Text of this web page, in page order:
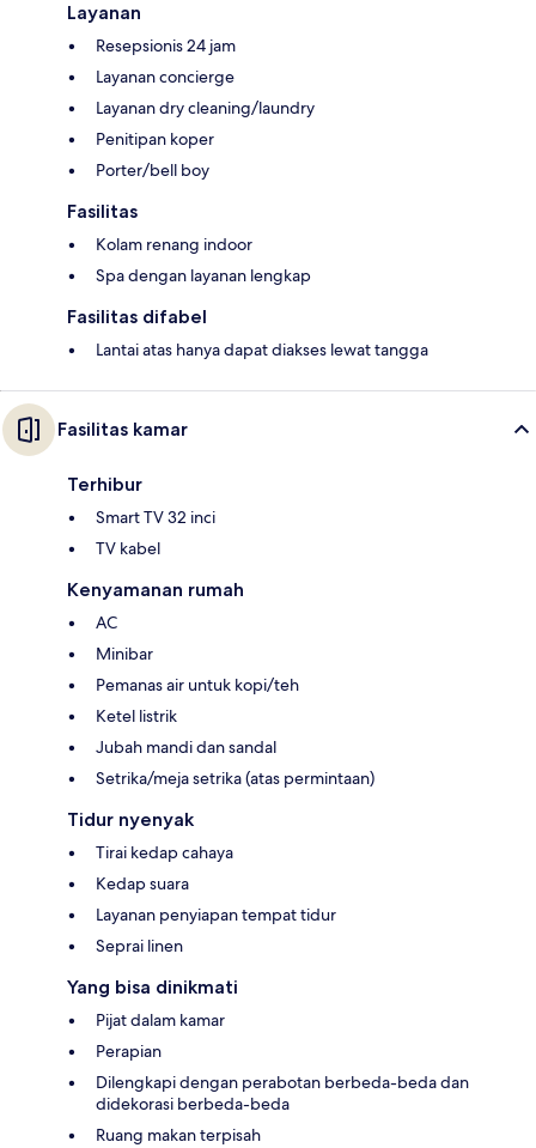
Layanan
Resepsionis 24 jam
Layanan concierge
Layanan dry cleaning/laundry
Penitipan koper
Porter/bell boy
Fasilitas
Kolam renang indoor
Spa dengan layanan lengkap
Fasilitas difabel
Lantai atas hanya dapat diakses lewat tangga
Fasilitas kamar
Terhibur
Smart TV 32 inci
TV kabel
Kenyamanan rumah
AC
Minibar
Pemanas air untuk kopi/teh
Ketel listrik
Jubah mandi dan sandal
Setrika/meja setrika (atas permintaan)
Tidur nyenyak
Tirai kedap cahaya
Kedap suara
Layanan penyiapan tempat tidur
Seprai linen
Yang bisa dinikmati
Pijat dalam kamar
Perapian
Dilengkapi dengan perabotan berbeda-beda dan
didekorasi berbeda-beda
Ruang makan terpisah